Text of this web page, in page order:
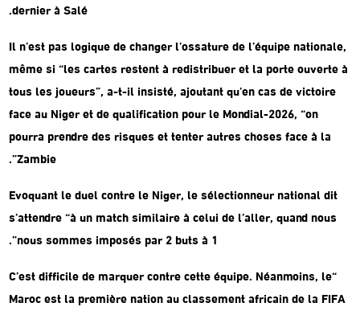
dernier à Salé.
Il n’est pas logique de changer l’ossature de l’équipe nationale,
même si “les cartes restent à redistribuer et la porte ouverte à
tous les joueurs”, a-t-il insisté, ajoutant qu’en cas de victoire
face au Niger et de qualification pour le Mondial-2026, “on
pourra prendre des risques et tenter autres choses face à la
Zambie”.
Evoquant le duel contre le Niger, le sélectionneur national dit
s’attendre “à un match similaire à celui de l’aller, quand nous
nous sommes imposés par 2 buts à 1”.
“C’est difficile de marquer contre cette équipe. Néanmoins, le
Maroc est la première nation au classement africain de la FIFA